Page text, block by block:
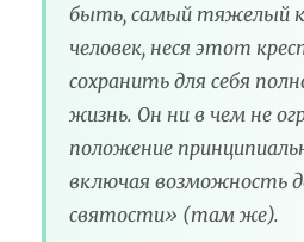
быть, самый тяжелый
человек, неся этот
сохранить для себя
жизнь. Он ни в чем не
положение
включая возможность
святости» (там же).